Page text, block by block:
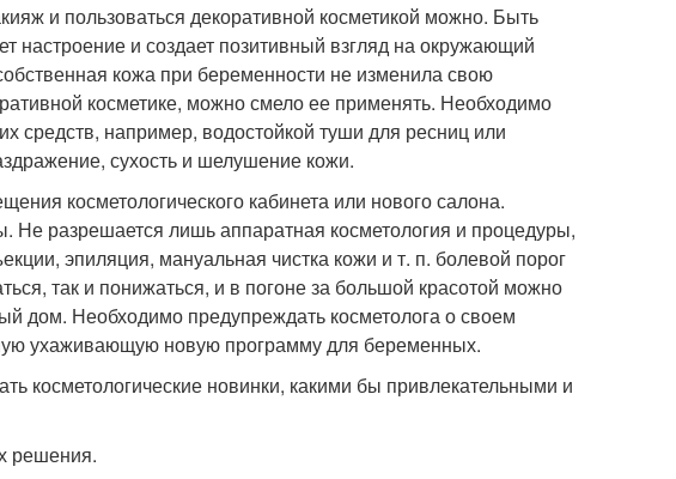
и пользоваться декоративной косметикой можно. Быть
настроение и создает позитивный взгляд на окружающий
кожа при беременности не изменила свою
косметике, можно смело ее применять. Необходимо
средств, например, водостойкой туши для ресниц или
сухость и шелушение кожи.
косметологического кабинета или нового салона.
Не разрешается лишь аппаратная косметология и процедуры,
эпиляция, мануальная чистка кожи и т. п. болевой порог
так и понижаться, и в погоне за большой красотой можно
дом. Необходимо предупреждать косметолога о своем
ухаживающую новую программу для беременных.
косметологические новинки, какими бы привлекательными и
решения.